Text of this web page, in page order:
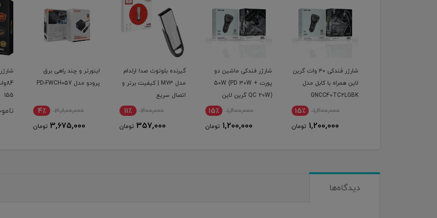
شارژر فندکی ماشین دو
پورت 50W (PD 30W +
QC 20W) گرین لاین
1,400,000 15٪
1,200,000 تومان
گیرنده بلوتوث صدا ارلدام
مدل M73 | کیفیت برتر و
اتصال سریع
400,000 11٪
357,000 تومان
اینورتر و چند راهی برق
پرودو مدل PD-FWCH057
3,800,000 4٪
3,675,000 تومان
شارژر فندکی سوپر فست
84وات اپیمکس مدل EU-
ناموجود
61
دیدگاه‌ها